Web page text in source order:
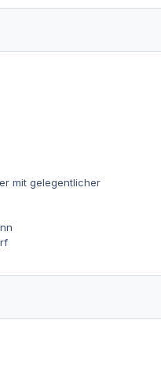
mit gelegentlicher